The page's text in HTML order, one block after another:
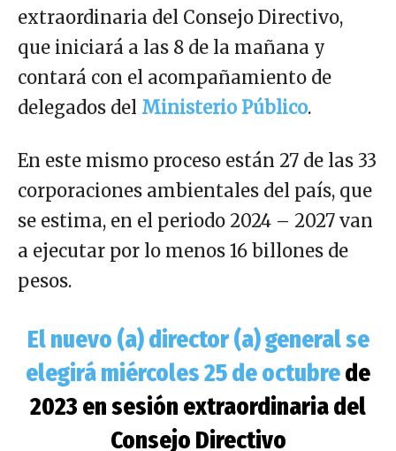
extraordinaria del Consejo Directivo,
que iniciará a las 8 de la mañana y
contará con el acompañamiento de
delegados del Ministerio Público.
En este mismo proceso están 27 de las 33
corporaciones ambientales del país, que
se estima, en el periodo 2024 – 2027 van
a ejecutar por lo menos 16 billones de
pesos.
El nuevo (a) director (a) general se
elegirá miércoles 25 de octubrede
2023 en sesión extraordinaria del
Consejo Directivo